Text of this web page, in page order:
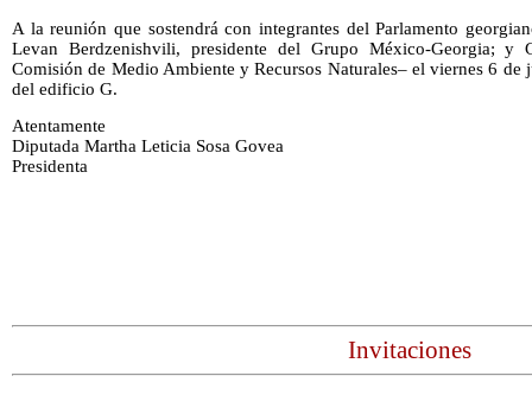
A la reunión que sostendrá con integrantes del Parlamento
Levan Berdzenishvili, presidente del Grupo México-Georgia; y
Comisión de Medio Ambiente y Recursos Naturales– el viernes 6 de
del edificio G.
Atentamente
Diputada Martha Leticia Sosa Govea
Presidenta
Invitaciones